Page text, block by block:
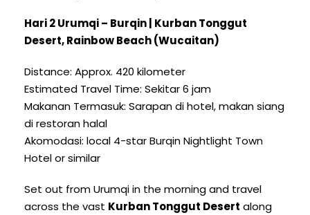
Hari 2 Urumqi – Burqin | Kurban Tonggut
Desert,Rainbow Beach(Wucaitan)
Distance: Approx. 420 kilometer
Estimated Travel Time: Sekitar 6 jam
Makanan Termasuk: Sarapan di hotel, makan siang
di restoran halal
Akomodasi: local 4-star Burqin Nightlight Town
Hotel or similar
Set out from Urumqi in the morning and travel
across the vast Kurban Tonggut Desert along